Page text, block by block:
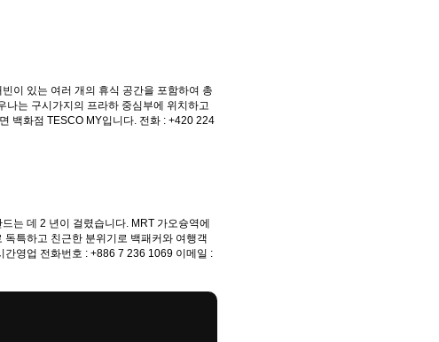
이 있는 여러 개의 휴식 공간을 포함하여 총
나는 구시가지의 프라하 중심부에 위치하고
백화점 TESCO MY입니다. 전화 : +420 224
는 데 2 년이 걸렸습니다. MRT 가오슝역에
특하고 친근한 분위기로 백패커와 여행객
간영업 전화번호 : +886 7 236 1069 이메일 :